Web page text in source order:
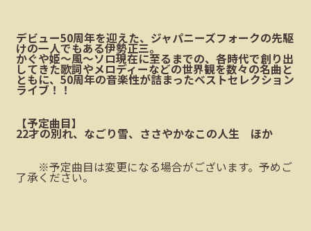
デビュー50周年を迎えた、ジャパニーズフォークの先駆
けの一人でもある伊勢正三。
かぐや姫〜風〜ソロ現在に至るまでの、各時代で創り出
してきた歌詞やメロディーなどの世界観を数々の名曲と
ともに、50周年の音楽性が詰まったベストセレクション
ライブ！！
【予定曲目】
22才の別れ、なごり雪、ささやかなこの人生 ほか
※予定曲目は変更になる場合がございます。予めご
了承ください。